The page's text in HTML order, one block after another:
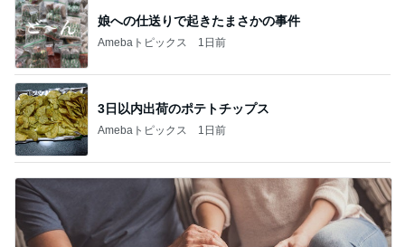
娘への仕送りで起きたまさかの事件
Amebaトピックス 1日前
3日以内出荷のポテトチップス
Amebaトピックス 1日前